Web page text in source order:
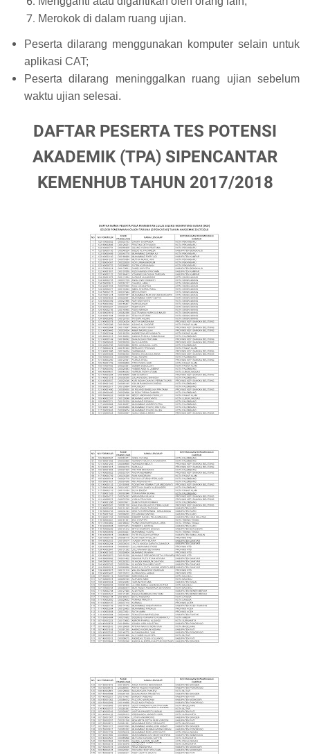
Merokok di dalam ruang ujian.
Peserta dilarang menggunakan komputer selain untuk
aplikasi CAT;
Peserta dilarang meninggalkan ruang ujian sebelum
waktu ujian selesai.
DAFTAR PESERTA TES POTENSI
AKADEMIK (TPA) SIPENCANTAR
KEMENHUB TAHUN 2017/2018